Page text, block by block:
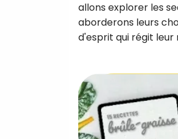
allons explorer les
aborderons leurs
d'esprit qui régit